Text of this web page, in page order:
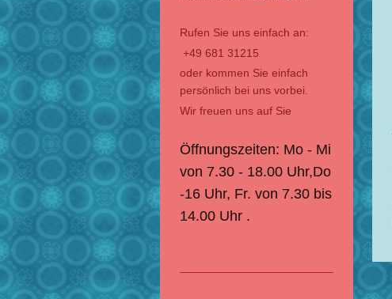
Rufen Sie uns einfach an:
+49 681 31215
oder kommen Sie einfach
persönlich bei uns vorbei.
Wir freuen uns auf Sie
Öffnungszeiten: Mo - Mi
von 7.30 - 18.00 Uhr,Do
-16 Uhr, Fr. von 7.30 bis
14.00 Uhr .